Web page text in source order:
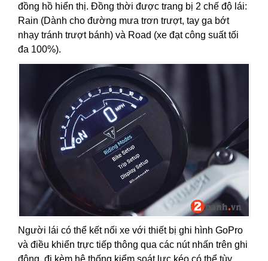
đồng hồ hiển thị. Đồng thời được trang bị 2 chế độ lái:
Rain (Dành cho đường mưa trơn trượt, tay ga bớt
nhạy tránh trượt bánh) và Road (xe đạt công suất tối
đa 100%).
Người lái có thể kết nối xe với thiết bị ghi hình GoPro
và điều khiển trực tiếp thông qua các nút nhấn trên ghi